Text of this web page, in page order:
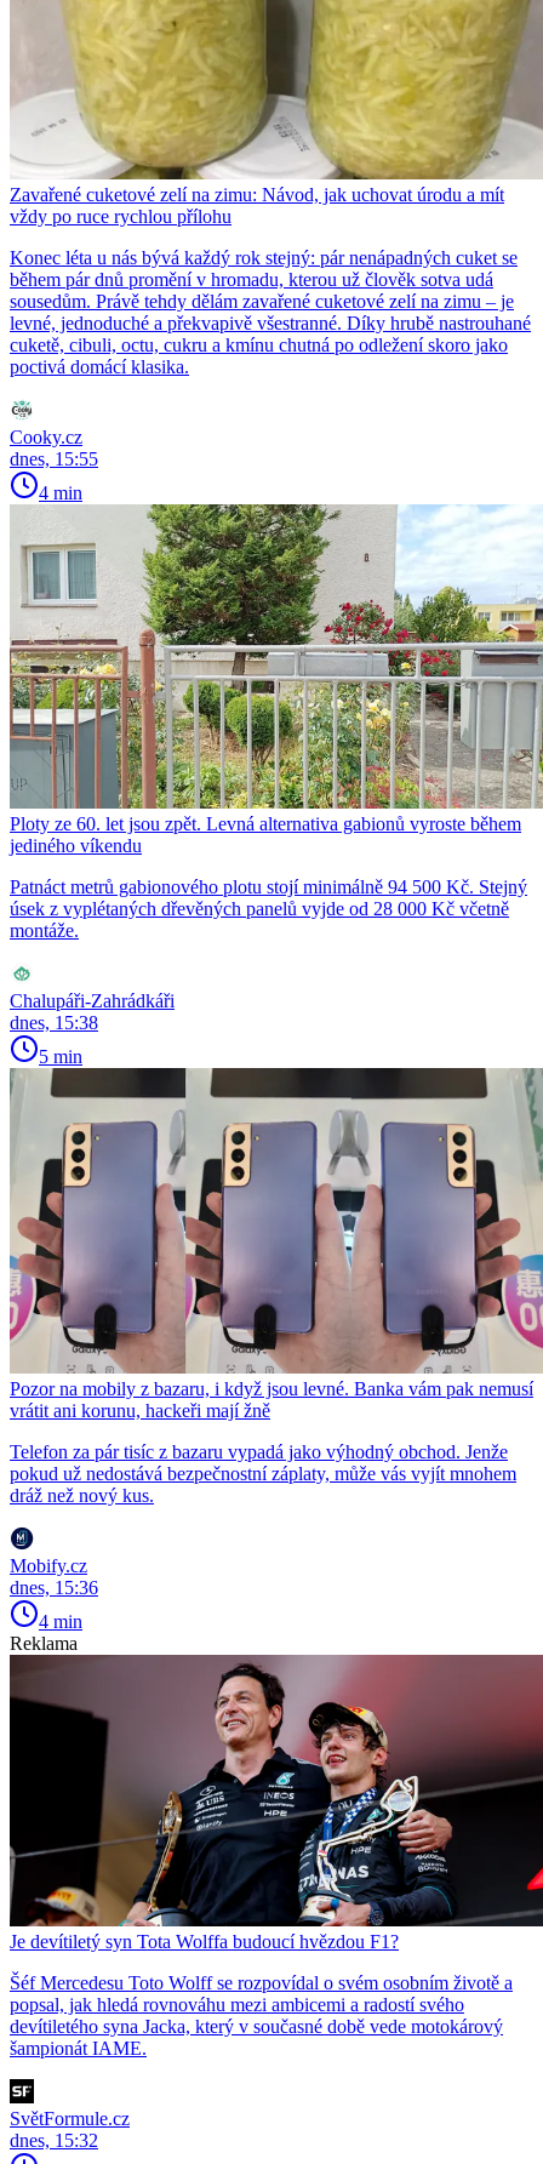
Zavařené cuketové zelí na zimu: Návod, jak uchovat úrodu a mít
vždy po ruce rychlou přílohu
Konec léta u nás bývá každý rok stejný: pár nenápadných cuket se
během pár dnů promění v hromadu, kterou už člověk sotva udá
sousedům. Právě tehdy dělám zavařené cuketové zelí na zimu – je
levné, jednoduché a překvapivě všestranné. Díky hrubě nastrouhané
cuketě, cibuli, octu, cukru a kmínu chutná po odležení skoro jako
poctivá domácí klasika.
Cooky.cz
dnes, 15:55
4 min
Ploty ze 60. let jsou zpět. Levná alternativa gabionů vyroste během
jediného víkendu
Patnáct metrů gabionového plotu stojí minimálně 94 500 Kč. Stejný
úsek z vyplétaných dřevěných panelů vyjde od 28 000 Kč včetně
montáže.
Chalupáři-Zahrádkáři
dnes, 15:38
5 min
Pozor na mobily z bazaru, i když jsou levné. Banka vám pak nemusí
vrátit ani korunu, hackeři mají žně
Telefon za pár tisíc z bazaru vypadá jako výhodný obchod. Jenže
pokud už nedostává bezpečnostní záplaty, může vás vyjít mnohem
dráž než nový kus.
Mobify.cz
dnes, 15:36
4 min
Reklama
Je devítiletý syn Tota Wolffa budoucí hvězdou F1?
Šéf Mercedesu Toto Wolff se rozpovídal o svém osobním životě a
popsal, jak hledá rovnováhu mezi ambicemi a radostí svého
devítiletého syna Jacka, který v současné době vede motokárový
šampionát IAME.
SvětFormule.cz
dnes, 15:32